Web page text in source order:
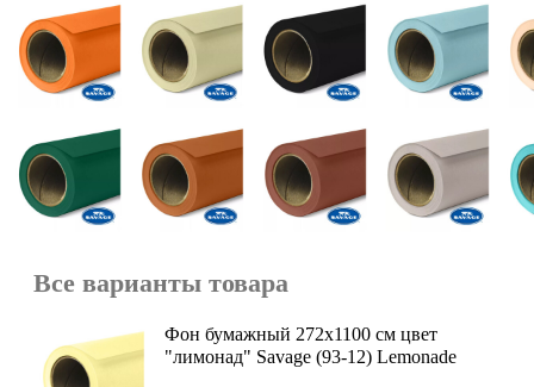
Все варианты товара
Фон бумажный 272x1100 см цвет
"лимонад" Savage (93-12) Lemonade